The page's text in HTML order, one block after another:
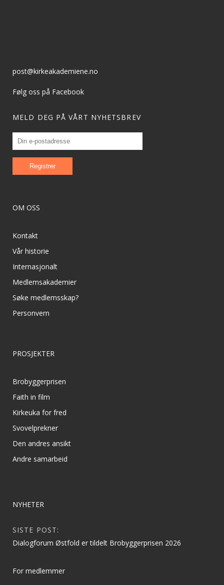
post@kirkeakademiene.no
Følg oss på Facebook
MELD DEG PÅ VÅRT NYHETSBREV
OM OSS
Kontakt
Vår historie
Internasjonalt
Medlemsakademier
Søke medlemsskap?
Personvern
PROSJEKTER
Brobyggerprisen
Faith in film
Kirkeuka for fred
Svovelprekner
Den andres ansikt
Andre samarbeid
NYHETER
SISTE POST:
Dialogforum Østfold er tildelt Brobyggerprisen 2026
For medlemmer